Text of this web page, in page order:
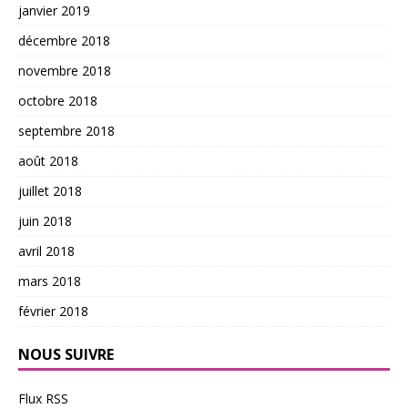
janvier 2019
décembre 2018
novembre 2018
octobre 2018
septembre 2018
août 2018
juillet 2018
juin 2018
avril 2018
mars 2018
février 2018
NOUS SUIVRE
Flux RSS